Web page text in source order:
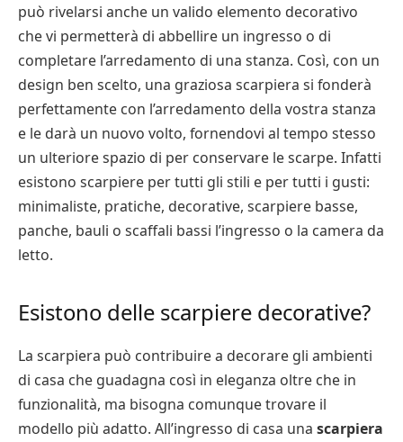
può rivelarsi anche un valido elemento decorativo
che vi permetterà di abbellire un ingresso o di
completare l’arredamento di una stanza. Così, con un
design ben scelto, una graziosa scarpiera si fonderà
perfettamente con l’arredamento della vostra stanza
e le darà un nuovo volto, fornendovi al tempo stesso
un ulteriore spazio di per conservare le scarpe. Infatti
esistono scarpiere per tutti gli stili e per tutti i gusti:
minimaliste, pratiche, decorative, scarpiere basse,
panche, bauli o scaffali bassi l’ingresso o la camera da
letto.
Esistono delle scarpiere decorative?
La scarpiera può contribuire a decorare gli ambienti
di casa che guadagna così in eleganza oltre che in
funzionalità, ma bisogna comunque trovare il
modello più adatto. All’ingresso di casa una scarpiera